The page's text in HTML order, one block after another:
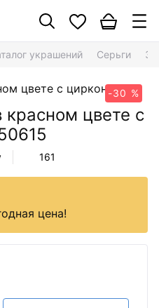
украшений Серьги
-30 %
красном цвете с
161
цена!